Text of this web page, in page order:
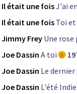
Il était une foisJ'ai
Il était une fois Toi
Jimmy Frey Une rose
Joe Dassin A toi
Joe Dassin Le
Joe Dassin L'été